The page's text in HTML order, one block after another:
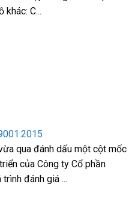
khác: C...
qua đánh dấu một cột mốc
của Công ty Cổ phần
đánh giá ...